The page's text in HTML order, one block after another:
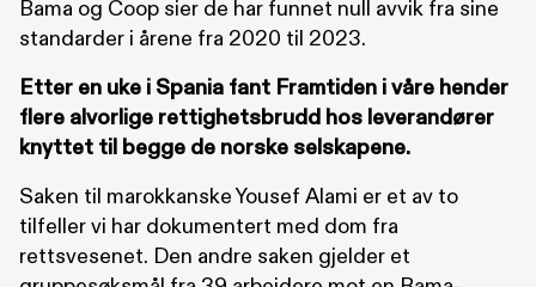
Bama og Coop sier de har funnet null avvik fra sine
standarder i årene fra 2020 til 2023.
Etter en uke i Spania fant Framtiden i våre hender
flere alvorlige rettighetsbrudd hos leverandører
knyttet til begge de norske selskapene.
Saken til marokkanske Yousef Alami er et av to
tilfeller vi har dokumentert med dom fra
rettsvesenet. Den andre saken gjelder et